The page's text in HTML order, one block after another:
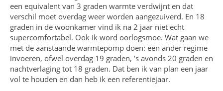
een equivalent van 3 graden warmte verdwijnt en dat
verschil moet overdag weer worden aangezuiverd. En 18
graden in de woonkamer vind ik na 2 jaar niet echt
supercomfortabel. Ook ik word oorlogsmoe. Wat gaan we
met de aanstaande warmtepomp doen: een ander regime
invoeren, ofwel overdag 19 graden, ’s avonds 20 graden en
nachtverlaging tot 18 graden. Dat ben ik van plan een jaar
vol te houden en dan heb ik een referentiejaar.